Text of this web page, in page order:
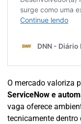
O mercado valoriza
ServiceNow e
vaga oferece
tecnicamente